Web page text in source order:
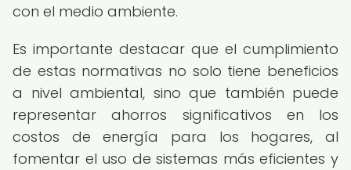
con el medio ambiente.
Es importante destacar que el cumplimiento
de estas normativas no solo tiene beneficios
a nivel ambiental, sino que también puede
representar ahorros significativos en los
costos de energía para los hogares, al
fomentar el uso de sistemas más eficientes y